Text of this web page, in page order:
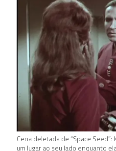
Cena deletada de “Space
um lugar ao seu lado enquanto